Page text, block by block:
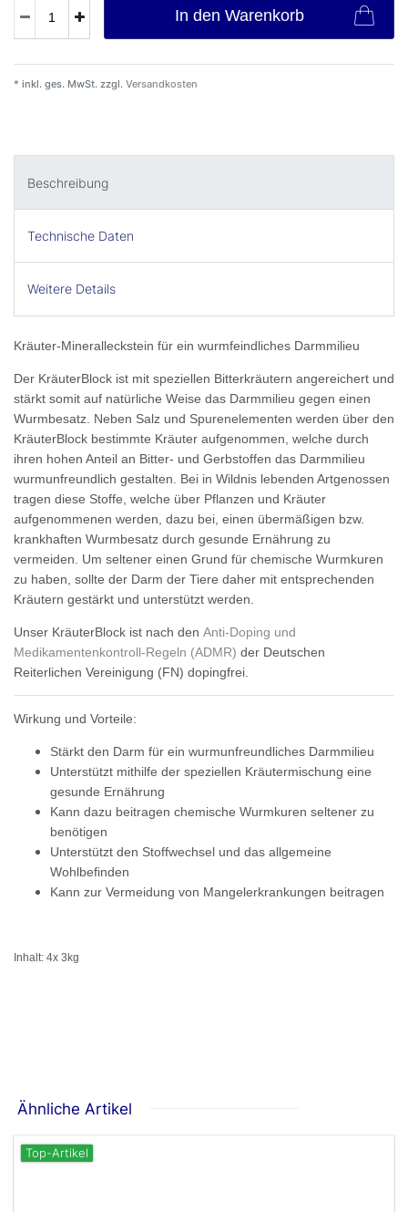
In den Warenkorb
* inkl. ges. MwSt. zzgl. Versandkosten
Beschreibung
Technische Daten
Weitere Details
Kräuter-Mineralleckstein für ein wurmfeindliches Darmmilieu
Der KräuterBlock ist mit speziellen Bitterkräutern angereichert und
stärkt somit auf natürliche Weise das Darmmilieu gegen einen
Wurmbesatz. Neben Salz und Spurenelementen werden über den
KräuterBlock bestimmte Kräuter aufgenommen, welche durch
ihren hohen Anteil an Bitter- und Gerbstoffen das Darmmilieu
wurmunfreundlich gestalten. Bei in Wildnis lebenden Artgenossen
tragen diese Stoffe, welche über Pflanzen und Kräuter
aufgenommenen werden, dazu bei, einen übermäßigen bzw.
krankhaften Wurmbesatz durch gesunde Ernährung zu
vermeiden. Um seltener einen Grund für chemische Wurmkuren
zu haben, sollte der Darm der Tiere daher mit entsprechenden
Kräutern gestärkt und unterstützt werden.
Unser KräuterBlock ist nach den Anti-Doping und
Medikamentenkontroll-Regeln (ADMR) der Deutschen
Reiterlichen Vereinigung (FN) dopingfrei.
Wirkung und Vorteile:
Stärkt den Darm für ein wurmunfreundliches Darmmilieu
Unterstützt mithilfe der speziellen Kräutermischung eine
gesunde Ernährung
Kann dazu beitragen chemische Wurmkuren seltener zu
benötigen
Unterstützt den Stoffwechsel und das allgemeine
Wohlbefinden
Kann zur Vermeidung von Mangelerkrankungen beitragen
Inhalt: 4x 3kg
Ähnliche Artikel
Top-Artikel